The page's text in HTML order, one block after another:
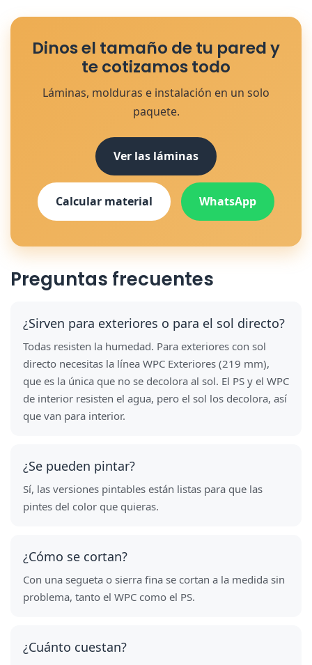
Dinos el tamaño de tu pared y
te cotizamos todo
Láminas, molduras e instalación en un solo
paquete.
Ver las láminas
Calcular material WhatsApp
Preguntas frecuentes
¿Sirven para exteriores o para el sol directo?
Todas resisten la humedad. Para exteriores con sol
directo necesitas la línea WPC Exteriores (219 mm),
que es la única que no se decolora al sol. El PS y el WPC
de interior resisten el agua, pero el sol los decolora, así
que van para interior.
¿Se pueden pintar?
Sí, las versiones pintables están listas para que las
pintes del color que quieras.
¿Cómo se cortan?
Con una segueta o sierra fina se cortan a la medida sin
problema, tanto el WPC como el PS.
¿Cuánto cuestan?